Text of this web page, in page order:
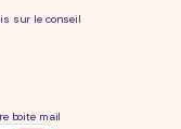
sur le conseil
boite mail